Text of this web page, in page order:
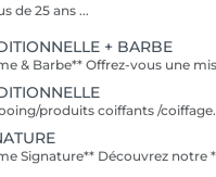
de 25 ans ...
+ BARBE
produits coiffants /coiffage.